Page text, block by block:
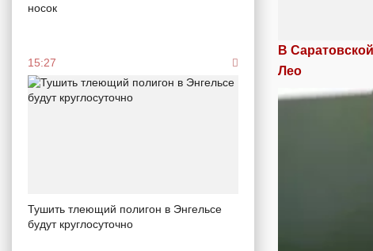
носок
15:27
Тушить тлеющий полигон в Энгельсе
будут круглосуточно
В
Лео